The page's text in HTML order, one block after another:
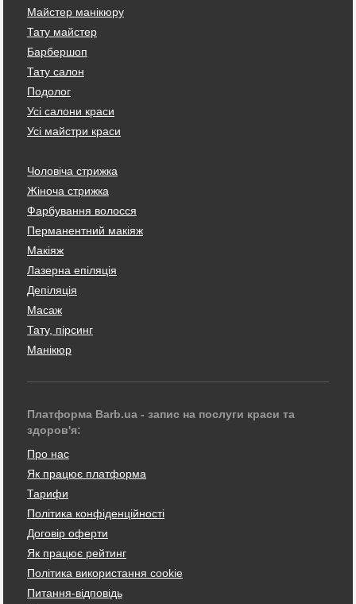
Майстер манікюру
Тату майстер
Барбершоп
Тату салон
Подолог
Усі салони краси
Усі майстри краси
Чоловіча стрижка
Жіноча стрижка
Фарбування волосся
Перманентний макіяж
Макіяж
Лазерна епіляція
Депіляція
Масаж
Тату, пірсинг
Манікюр
Платформа Barb.ua - запис на послуги краси та
здоров'я:
Про нас
Як працює платформа
Тарифи
Політика конфіденційності
Договір оферти
Як працює рейтинг
Політика використання cookie
Питання-відповідь